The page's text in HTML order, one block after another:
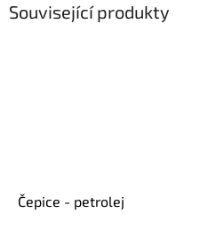
Související produkty
Čepice - petrolej